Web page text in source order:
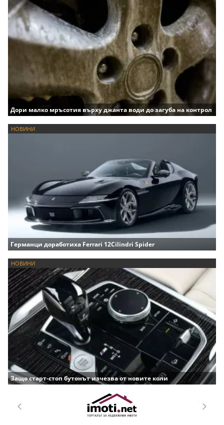
Дори малко мръсотия върху джанта води до загуба на контрол
НОВИНИ
Германци доработиха Ferrari 12Cilindri Spider
НОВИНИ
Защо старт-стоп бутонът изчезва от новите коли